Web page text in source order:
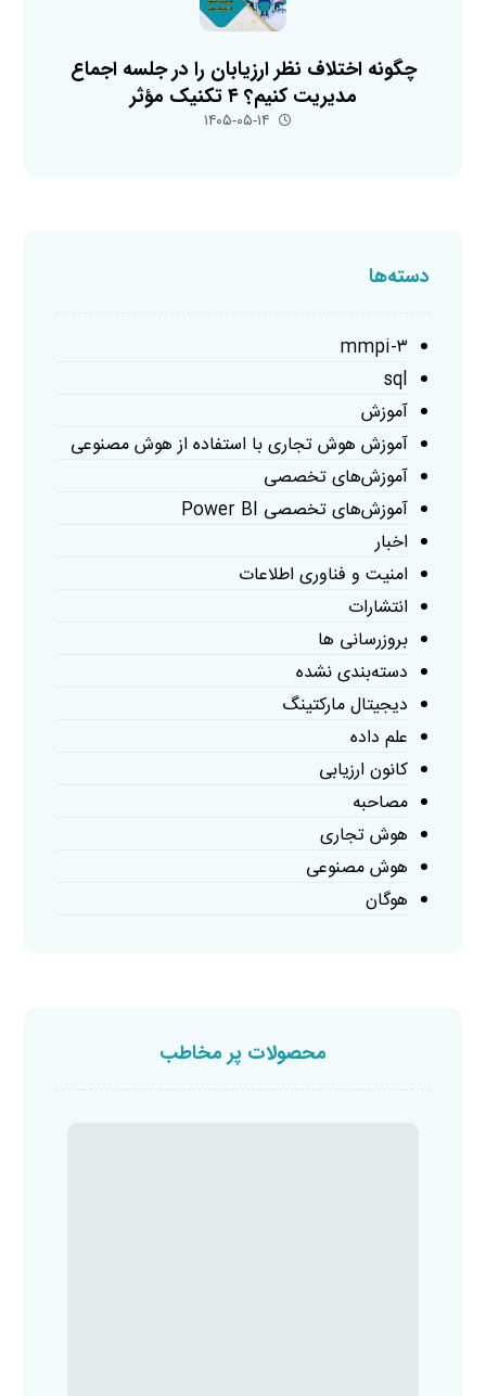
چگونه اختلاف نظر ارزیابان را در جلسه اجماع
مدیریت کنیم؟ ۴ تکنیک مؤثر
۱۴۰۵-۰۵-۱۴
دسته‌ها
mmpi-۳
sql
آموزش
آموزش هوش تجاری با استفاده از هوش مصنوعی
آموزش‌های تخصصی
آموزش‌های تخصصی Power BI
اخبار
امنیت و فناوری اطلاعات
انتشارات
بروزرسانی ها
دسته‌بندی نشده
دیجیتال مارکتینگ
علم داده
کانون ارزیابی
مصاحبه
هوش تجاری
هوش مصنوعی
هوگان
محصولات پر مخاطب